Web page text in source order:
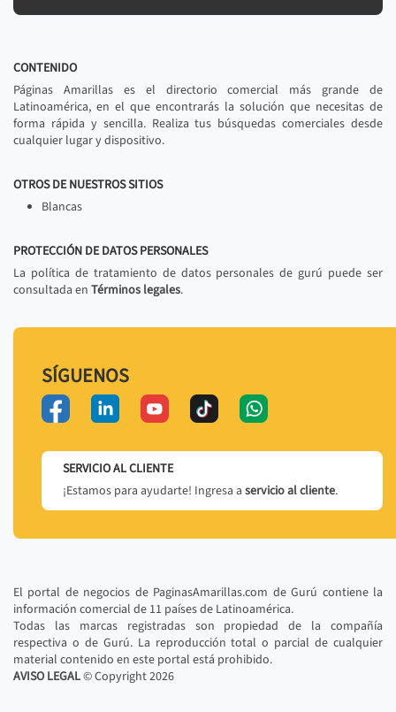
CONTENIDO
Páginas Amarillas es el directorio comercial más grande de
Latinoamérica, en el que encontrarás la solución que necesitas de
forma rápida y sencilla. Realiza tus búsquedas comerciales desde
cualquier lugar y dispositivo.
OTROS DE NUESTROS SITIOS
Blancas
PROTECCIÓN DE DATOS PERSONALES
La política de tratamiento de datos personales de gurú puede ser
consultada en Términos legales.
SÍGUENOS
SERVICIO AL CLIENTE
¡Estamos para ayudarte! Ingresa a servicio al cliente.
El portal de negocios de PaginasAmarillas.com de Gurú contiene la
información comercial de 11 países de Latinoamérica.
Todas las marcas registradas son propiedad de la compañía
respectiva o de Gurú. La reproducción total o parcial de cualquier
material contenido en este portal está prohibido.
AVISO LEGAL© Copyright2026